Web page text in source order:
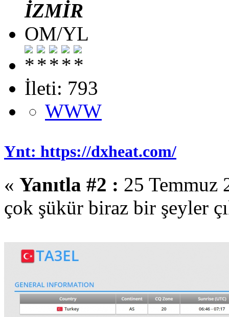
İZMİR
OM/YL
İleti: 793
WWW
Ynt: https://dxheat.com/
« Yanıtla #2 : 25 Temmuz
çok şükür biraz bir şeyler